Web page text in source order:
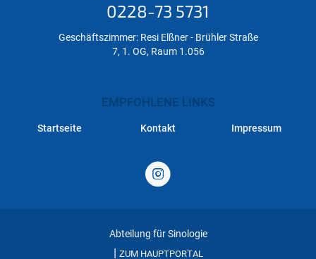
0228-73 5731
Geschäftszimmer: Resi Elßner - Brühler Straße
7, 1. OG, Raum 1.056
EMPFOHLENE LINKS
Startseite Kontakt Impressum
Abteilung für Sinologie
| ZUM HAUPTPORTAL